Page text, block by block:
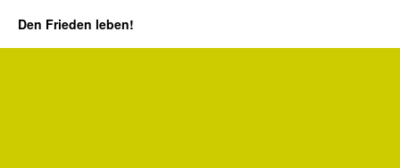
Den Frieden leben!